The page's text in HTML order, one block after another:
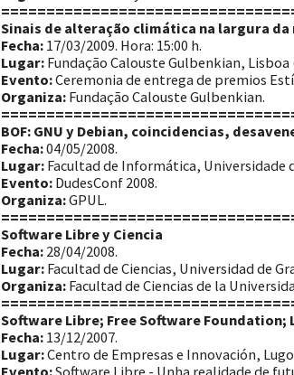
Sinais de alteração climática na largura
Fecha:17/03/2009. Hora: 15:00 h.
Lugar:Fundação Calouste Gulbenkian,
Evento:Ceremonia de entrega de premios
Organiza:Fundação Calouste Gulbenkian.
BOF: GNU y Debian, coincidencias,
Fecha:04/05/2008.
Lugar:Facultad de Informática, Universidade
Evento:DudesConf 2008.
Organiza:GPUL.
Software Libre y Ciencia
Fecha:28/04/2008.
Lugar:Facultad de Ciencias, Universidad de
Organiza:Facultad de Ciencias de la
Software Libre; Free Software Foundation;
Fecha:13/12/2007.
Lugar:Centro de Empresas e Innovación,